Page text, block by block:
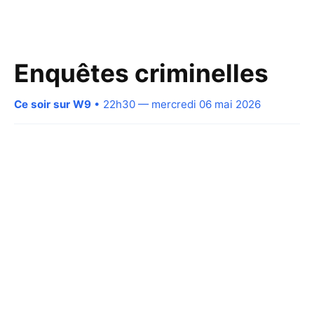
Enquêtes criminelles
Ce soir sur W9 • 22h30 — mercredi 06 mai 2026